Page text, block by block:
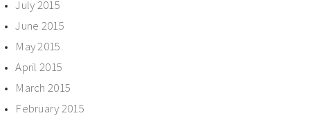
July 2015
June 2015
May 2015
April 2015
March 2015
February 2015